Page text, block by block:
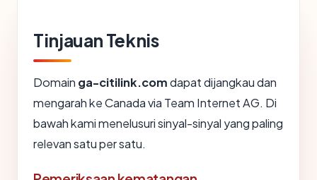
Tinjauan Teknis
Domain ga-citilink.comdapat dijangkau dan
mengarah ke Canada via Team Internet AG. Di
bawah kami menelusuri sinyal-sinyal yang paling
relevan satu per satu.